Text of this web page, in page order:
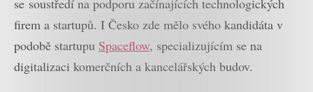
firem a startupů. I Česko zde mělo svého kandidáta v
podobě startupu Spaceflow, specializujícím se na
digitalizaci komerčních a kancelářských budov.